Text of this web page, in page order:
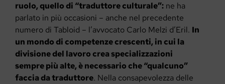
ruolo, quello di “traduttore culturale”: ne ha
parlato in più occasioni – anche nel precedente
numero di Tabloid – l’avvocato Carlo Melzi d’Eril. In
un mondo di competenze crescenti, in cui la
divisione del lavoro crea specializzazioni
sempre più alte, è necessario che “qualcuno”
faccia da traduttore. Nella consapevolezza delle